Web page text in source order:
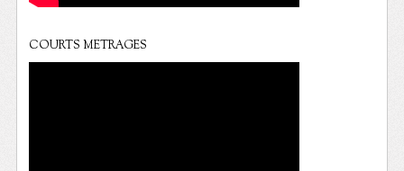
COURTS METRAGES